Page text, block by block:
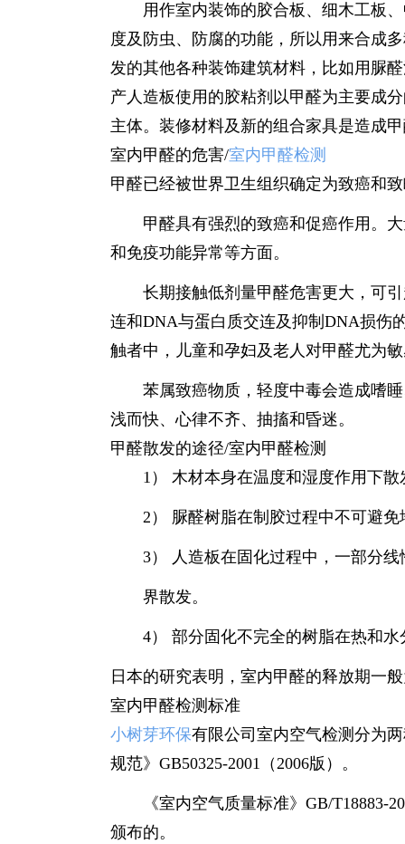
用作室内装饰的胶合板、细木工板、
度及防虫、防腐的功能，所以用来合成
发的其他各种装饰建筑材料，比如用脲
产人造板使用的胶粘剂以甲醛为主要成
主体。装修材料及新的组合家具是造成
室内甲醛的危害/室内甲醛检测
甲醛已经被世界卫生组织确定为致癌和
甲醛具有强烈的致癌和促癌作用。大
和免疫功能异常等方面。
长期接触低剂量甲醛危害更大，可引
连和DNA与蛋白质交连及抑制DNA损伤
触者中，儿童和孕妇及老人对甲醛尤为
苯属致癌物质，轻度中毒会造成嗜睡
浅而快、心律不齐、抽搐和昏迷。
甲醛散发的途径/室内甲醛检测
1） 木材本身在温度和湿度作用下散
2） 脲醛树脂在制胶过程中不可避免
3） 人造板在固化过程中，一部分线
界散发。
4） 部分固化不完全的树脂在热和水
日本的研究表明，室内甲醛的释放期一
室内甲醛检测标准
小树芽环保有限公司室内空气检测分为
规范》GB50325-2001（2006版）。
《室内空气质量标准》GB/T18883-
颁布的。